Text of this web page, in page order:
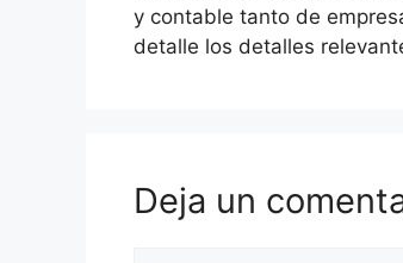
y contable tanto de
detalle los detalles
Deja un